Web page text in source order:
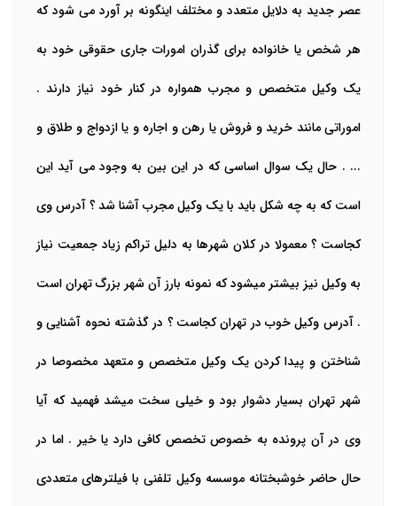
عصر جدید به دلایل متعدد و مختلف اینگونه بر آورد می شود که
هر شخص یا خانواده برای گذران امورات جاری حقوقی خود به
یک وکیل متخصص و مجرب همواره در کنار خود نیاز دارند .
اموراتی مانند خرید و فروش یا رهن و اجاره و یا ازدواج و طلاق و
... . حال یک سوال اساسی که در این بین به وجود می آید این
است که به چه شکل باید با یک وکیل مجرب آشنا شد ؟ آدرس وی
کجاست ؟ معمولا در کلان شهرها به دلیل تراکم زیاد جمعیت نیاز
به وکیل نیز بیشتر میشود که نمونه بارز آن شهر بزرگ تهران است
. آدرس وکیل خوب در تهران کجاست ؟ در گذشته نحوه آشنایی و
شناختن و پیدا کردن یک وکیل متخصص و متعهد مخصوصا در
شهر تهران بسیار دشوار بود و خیلی سخت میشد فهمید که آیا
وی در آن پرونده به خصوص تخصص کافی دارد یا خیر . اما در
حال حاضر خوشبختانه موسسه وکیل تلفنی با فیلترهای متعددی